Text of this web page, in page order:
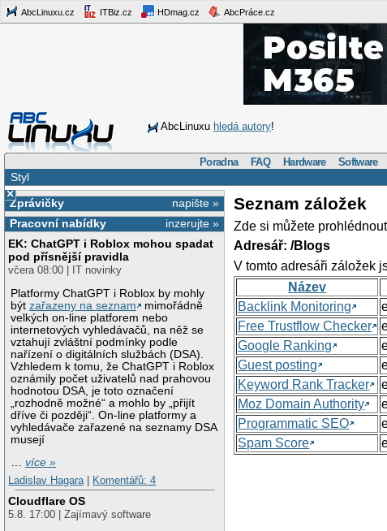
AbcLinuxu.cz ITBiz.cz HDmag.cz AbcPráce.cz
AbcLinuxu hledá autory!
Poradna FAQ Hardware Software
Styl
×
napište »
Zprávičky
inzerujte »
Pracovní nabídky
EK: ChatGPT i Roblox mohou spadat
pod přísnější pravidla
včera 08:00 | IT novinky
Platformy ChatGPT i Roblox by mohly
býtzařazeny na seznam
mimořádně
velkých on-line platforem nebo
internetových vyhledávačů, na něž se
vztahují zvláštní podmínky podle
nařízení o digitálních službách (DSA).
Vzhledem k tomu, že ChatGPT i Roblox
oznámily počet uživatelů nad prahovou
hodnotou DSA, je toto označení
„rozhodně možné“ a mohlo by „přijít
dříve či později“. On-line platformy a
vyhledávače zařazené na seznamy DSA
musejí
…více »
Ladislav Hagara
Komentářů: 4
Cloudflare OS
5.8. 17:00 | Zajímavý software
Seznam záložek
Zde si můžete
Adresář: /Blogs
V tomto adresáři záložek
Název
Backlink Monitoring
Free Trustflow Checker
Google Ranking
Guest posting
Keyword Rank Tracker
Moz Domain Authority
Programmatic SEO
Spam Score